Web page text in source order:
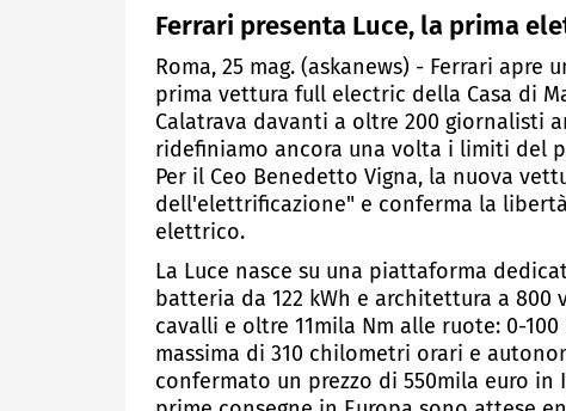
Ferrari presenta Luce, la prima
Roma, 25 mag. (askanews) - Ferrari
prima vettura full electric della Casa di
Calatrava davanti a oltre 200 giornalisti
ridefiniamo ancora una volta i limiti del
Per il Ceo Benedetto Vigna, la nuova
dell'elettrificazione" e conferma la
elettrico.
La Luce nasce su una piattaforma
batteria da 122 kWh e architettura a 800
cavalli e oltre 11mila Nm alle ruote: 0-
massima di 310 chilometri orari e
confermato un prezzo di 550mila euro